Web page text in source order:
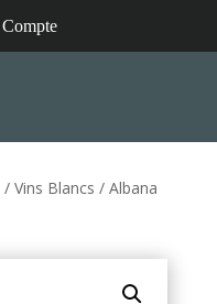
Compte
/ Vins Blancs / Albana